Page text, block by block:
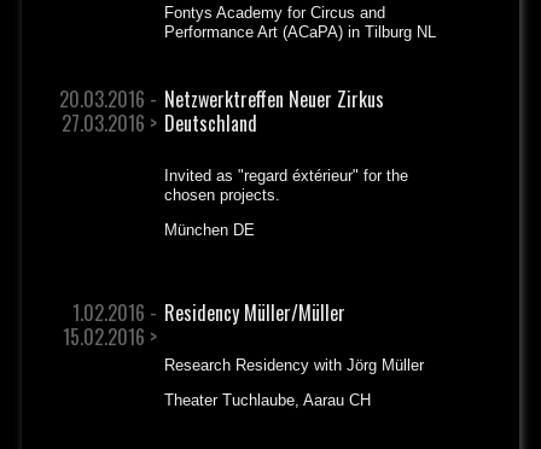
Fontys Academy for Circus and
Performance Art (ACaPA) in Tilburg NL
20.03.2016 -
27.03.2016 >
Netzwerktreffen Neuer Zirkus
Deutschland
Invited as "regard éxtérieur" for the
chosen projects.
München DE
1.02.2016 -
15.02.2016 >
Residency Müller/Müller
Research Residency with Jörg Müller
Theater Tuchlaube, Aarau CH